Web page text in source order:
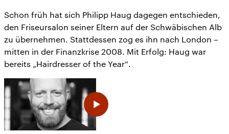
Schon früh hat sich Philipp Haug dagegen entschieden,
den Friseursalon seiner Eltern auf der Schwäbischen Alb
zu übernehmen. Stattdessen zog es ihn nach London –
mitten in der Finanzkrise 2008. Mit Erfolg: Haug war
bereits „Hairdresser of the Year“.